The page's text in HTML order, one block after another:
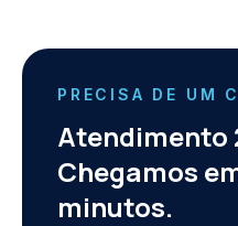
PRECISA DE UM
Atendimento
Chegamos
minutos.